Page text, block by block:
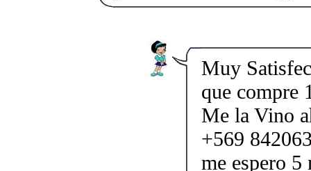
Muy
que compre
Me la Vino
+569
me espero 5